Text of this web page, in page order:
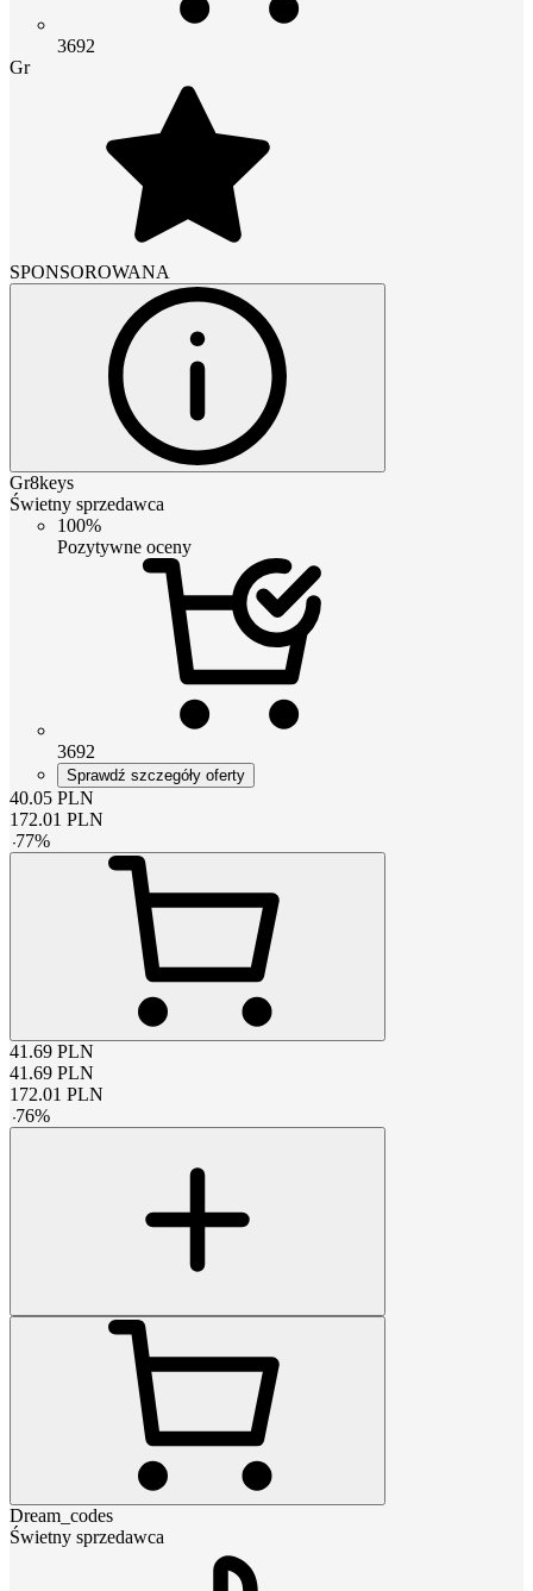
3692
Gr
SPONSOROWANA
Gr8keys
Świetny sprzedawca
100%
Pozytywne oceny
3692
Sprawdź szczegóły oferty
40.05 PLN
172.01 PLN
-77%
41.69 PLN
41.69 PLN
172.01 PLN
-76%
Dream_codes
Świetny sprzedawca